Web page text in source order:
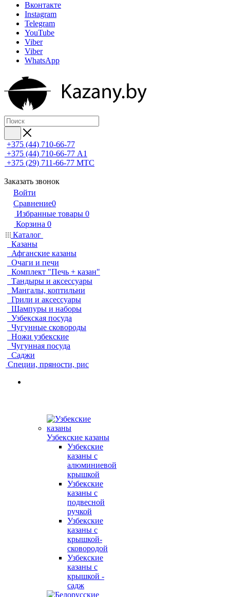
Вконтакте
Instagram
Telegram
YouTube
Viber
Viber
WhatsApp
+375 (44) 710-66-77
+375 (44) 710-66-77 А1
+375 (29) 711-66-77 МТС
Заказать звонок
Войти
Сравнение0
Избранные товары 0
Корзина 0
Каталог
Казаны
Афганские казаны
Очаги и печи
Комплект "Печь + казан"
Тандыры и аксессуары
Мангалы, коптильни
Грили и аксессуары
Шампуры и наборы
Узбекская посуда
Чугунные сковороды
Ножи узбекские
Чугунная посуда
Саджи
Специи, пряности, рис
Узбекские казаны
Узбекские
казаны с
алюминиевой
крышкой
Узбекские
казаны с
подвесной
ручкой
Узбекские
казаны с
крышкой-
сковородой
Узбекские
казаны с
крышкой -
садж